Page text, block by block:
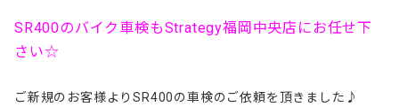
SR400のバイク車検もStrategy福岡中央店にお任せ下
さい☆
ご新規のお客様よりSR400の車検のご依頼を頂きました♪